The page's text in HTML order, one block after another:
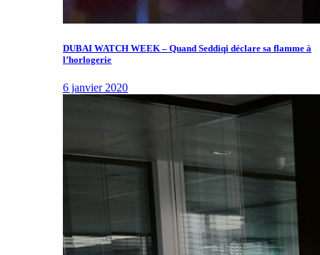
DUBAI WATCH WEEK – Quand Seddiqi déclare sa flamme à
l’horlogerie
6 janvier 2020